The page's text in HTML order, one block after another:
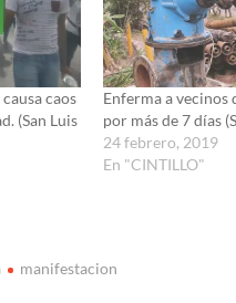
caos
(San Luis
Enferma a vecinos
por más de 7 días
24 febrero, 2019
En "CINTILLO"
manifestacion